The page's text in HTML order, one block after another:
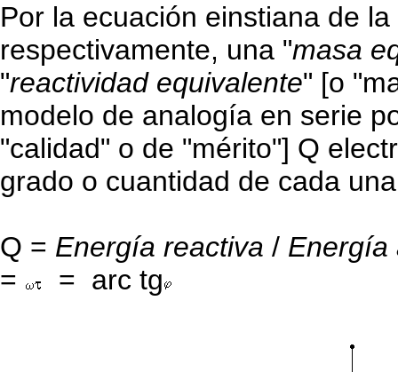
Por la ecuación einstiana de
respectivamente, una "masa
"reactividad equivalente" [o
modelo de analogía en serie
"calidad" o de "mérito"] Q
grado o cuantidad de cada
Q = Energía reactiva / Energía
=
= arc tg